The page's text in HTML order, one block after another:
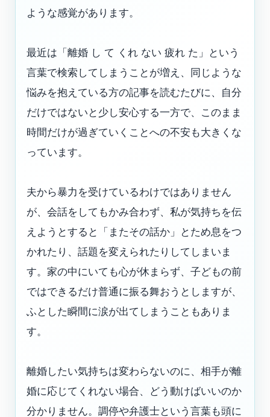
ような感覚があります。
最近は「離婚 し て くれ ない 疲れ た」という
言葉で検索してしまうことが増え、同じような
悩みを抱えている方の記事を読むたびに、自分
だけではないと少し安心する一方で、このまま
時間だけが過ぎていくことへの不安も大きくな
っています。
夫から暴力を受けているわけではありません
が、会話をしてもかみ合わず、私が気持ちを伝
えようとすると「またその話か」とため息をつ
かれたり、話題を変えられたりしてしまいま
す。家の中にいても心が休まらず、子どもの前
ではできるだけ普通に振る舞おうとしますが、
ふとした瞬間に涙が出てしまうこともありま
す。
離婚したい気持ちは変わらないのに、相手が離
婚に応じてくれない場合、どう動けばいいのか
分かりません。調停や弁護士という言葉も頭に